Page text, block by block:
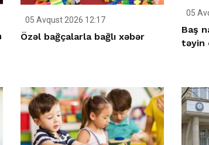
05 Avqust 2026 12:17
Özəl bağçalarla bağlı xəbər
05
Baş
təyin